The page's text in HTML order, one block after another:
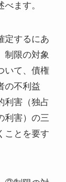
ます。
定するにあ
制限の対象
いて、債権
の不利益
利害（独占
利害）の三
ことを要す